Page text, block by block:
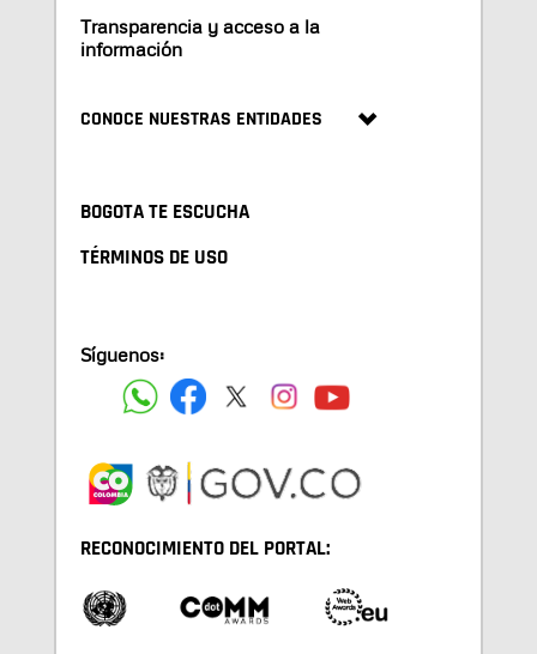
Transparencia y acceso a la
información
CONOCE NUESTRAS ENTIDADES
BOGOTA TE ESCUCHA
TÉRMINOS DE USO
Síguenos:
RECONOCIMIENTO DEL PORTAL: